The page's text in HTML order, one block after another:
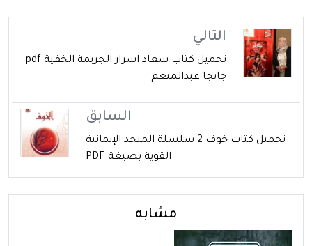
التالي
تحميل كتاب سعاد اسرار الجريمة الخفية pdf
جانجا عبدالمنعم
السابق
تحميل كتاب خوف 2 سلسلة المنجد الإيمانية
القوية بصيغة PDF
مشابه